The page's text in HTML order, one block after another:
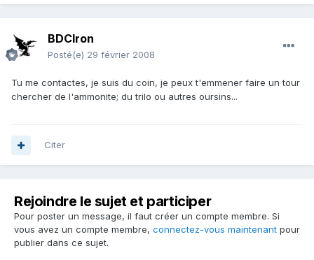
BDCIron
Posté(e) 29 février 2008
Tu me contactes, je suis du coin, je peux t'emmener faire un tour
chercher de l'ammonite; du trilo ou autres oursins...
Citer
Rejoindre le sujet et participer
Pour poster un message, il faut créer un compte membre. Si
vous avez un compte membre, connectez-vous maintenant pour
publier dans ce sujet.